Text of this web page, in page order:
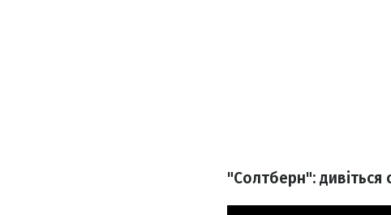
"Солтберн":